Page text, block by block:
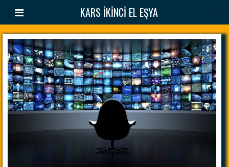
KARS İKİNCİ EL EŞYA